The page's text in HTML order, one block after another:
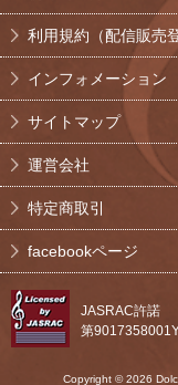
利用規約（配信販売
インフォメーション
サイトマップ
運営会社
特定商取引
facebookページ
JASRAC許諾
第
Copyright © 2026